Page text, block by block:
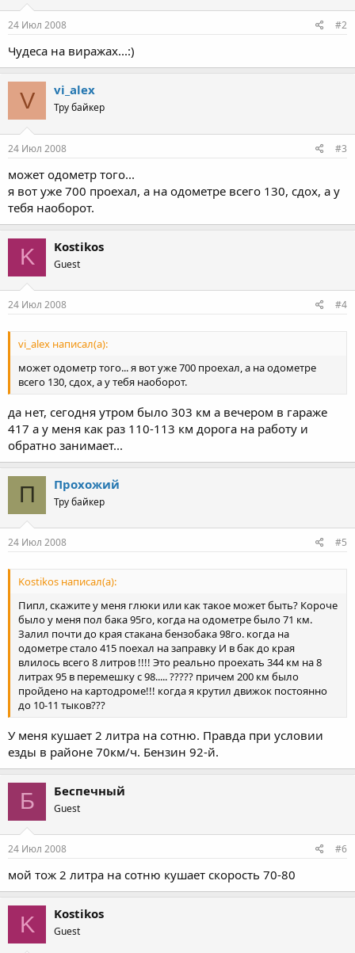
24 Июл 2008 #2
Чудеса на виражах...:)
V vi_alex
Тру байкер
24 Июл 2008 #3
может одометр того...
я вот уже 700 проехал, а на одометре всего 130, сдох, а у
тебя наоборот.
K Kostikos
Guest
24 Июл 2008 #4
vi_alex написал(а):
может одометр того... я вот уже 700 проехал, а на одометре
всего 130, сдох, а у тебя наоборот.
да нет, сегодня утром было 303 км а вечером в гараже
417 а у меня как раз 110-113 км дорога на работу и
обратно занимает...
П Прохожий
Тру байкер
24 Июл 2008 #5
Kostikos написал(а):
Пипл, скажите у меня глюки или как такое может быть? Короче
было у меня пол бака 95го, когда на одометре было 71 км.
Залил почти до края стакана бензобака 98го. когда на
одометре стало 415 поехал на заправку И в бак до края
влилось всего 8 литров !!!! Это реально проехать 344 км на 8
литрах 95 в перемешку с 98..... ????? причем 200 км было
пройдено на картодроме!!! когда я крутил движок постоянно
до 10-11 тыков???
У меня кушает 2 литра на сотню. Правда при условии
езды в районе 70км/ч. Бензин 92-й.
Б Беспечный
Guest
24 Июл 2008 #6
мой тож 2 литра на сотню кушает скорость 70-80
K Kostikos
Guest